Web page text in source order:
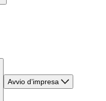
Avvio d’impresa